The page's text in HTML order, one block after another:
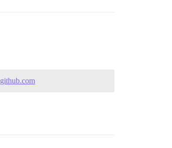
github.com